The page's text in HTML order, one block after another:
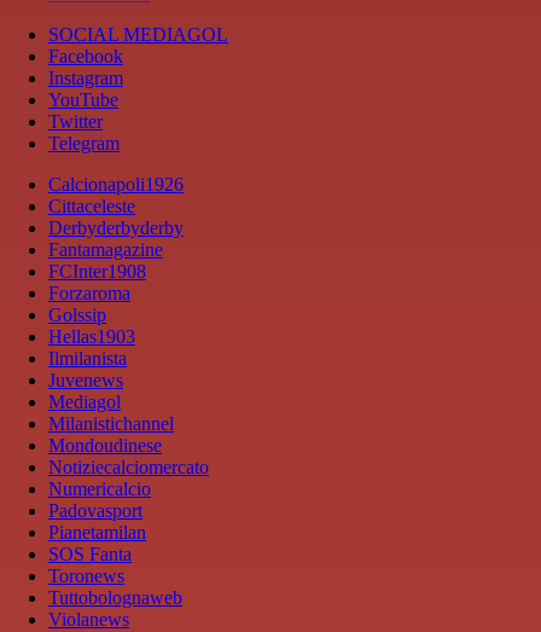
SOCIAL MEDIAGOL
Facebook
Instagram
YouTube
Twitter
Telegram
Calcionapoli1926
Cittaceleste
Derbyderbyderby
Fantamagazine
FCInter1908
Forzaroma
Golssip
Hellas1903
Ilmilanista
Juvenews
Mediagol
Milanistichannel
Mondoudinese
Notiziecalciomercato
Numericalcio
Padovasport
Pianetamilan
SOS Fanta
Toronews
Tuttobolognaweb
Violanews